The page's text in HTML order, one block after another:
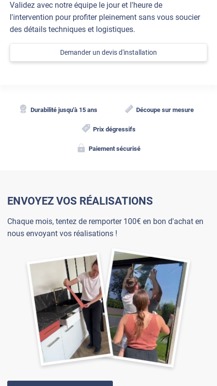
Validez avec notre équipe le jour et l'heure de
l'intervention pour profiter pleinement sans vous soucier
des détails techniques et logistiques.
Demander un devis d'installation
Durabilité jusqu'à 15 ans Découpe sur mesure
Prix dégressifs
Paiement sécurisé
ENVOYEZ VOS RÉALISATIONS
Chaque mois, tentez de remporter 100€ en bon d'achat en
nous envoyant vos réalisations !